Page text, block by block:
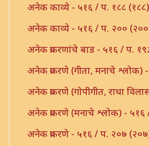
अनेक काव्ये - ५१६ / प. १८८ (१८८)
अनेक काव्ये - ५१६ / प. २००
अनेक प्रकरणांचे बाड - ५१६ / प.
अनेक प्रकरणे (गीता, मनाचे
अनेक प्रकरणे (गोपीगीत, राधा
अनेक प्रकरणे (मनाचे श्लोक) -
अनेक प्रकरणे - ५१६ / प. २०७